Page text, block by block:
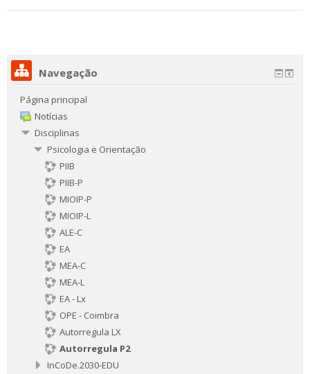
Navegação
Página principal
Notícias
Disciplinas
Psicologia e Orientação
PIIB
PIIB-P
MIOIP-P
MIOIP-L
ALE-C
EA
MEA-C
MEA-L
EA - Lx
OPE - Coimbra
Autorregula LX
Autorregula P2
InCoDe.2030-EDU